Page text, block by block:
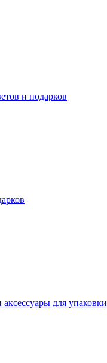
и подарков
для упаковки